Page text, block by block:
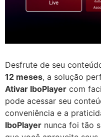
Desfrute de seu
12 meses, a solução
Ativar IboPlayer com
pode acessar seu
conveniência e a
IboPlayer nunca foi tão